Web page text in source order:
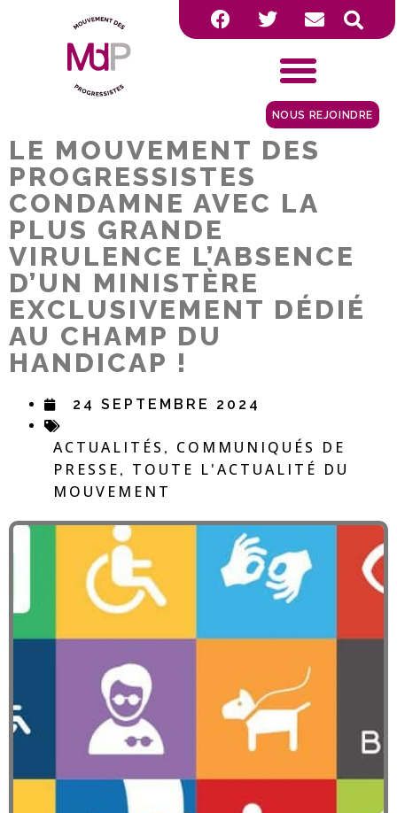
NOUS REJOINDRE
LE MOUVEMENT DES
PROGRESSISTES
CONDAMNE AVEC LA
PLUS GRANDE
VIRULENCE L’ABSENCE
D’UN MINISTÈRE
EXCLUSIVEMENT DÉDIÉ
AU CHAMP DU
HANDICAP !
24 SEPTEMBRE 2024
ACTUALITÉS , COMMUNIQUÉS DE
PRESSE , TOUTE L'ACTUALITÉ DU
MOUVEMENT